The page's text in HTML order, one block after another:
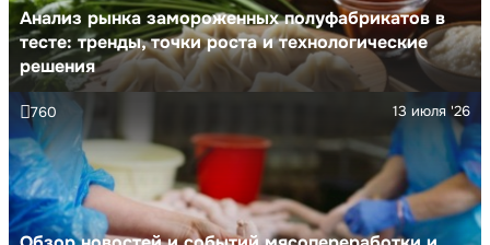
Анализ рынка замороженных полуфабрикатов в
тесте: тренды, точки роста и технологические
решения
13 июля '26
760